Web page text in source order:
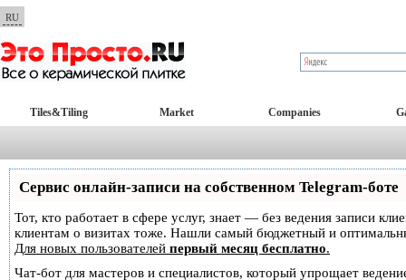
RU
Tiles&Tiling Market Companies
Сервис онлайн-записи на собственном Telegram-боте
Тот, кто работает в сфере услуг, знает — без ведения записи
клиентам о визитах тоже. Нашли самый бюджетный и
Для новых пользователей первый месяц бесплатно.
Чат-бот для мастеров и специалистов, который упрощает